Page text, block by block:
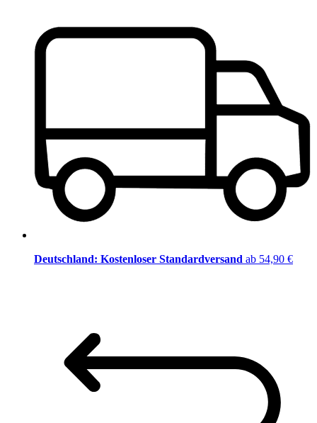
Deutschland: Kostenloser Standardversand ab 54,90 €